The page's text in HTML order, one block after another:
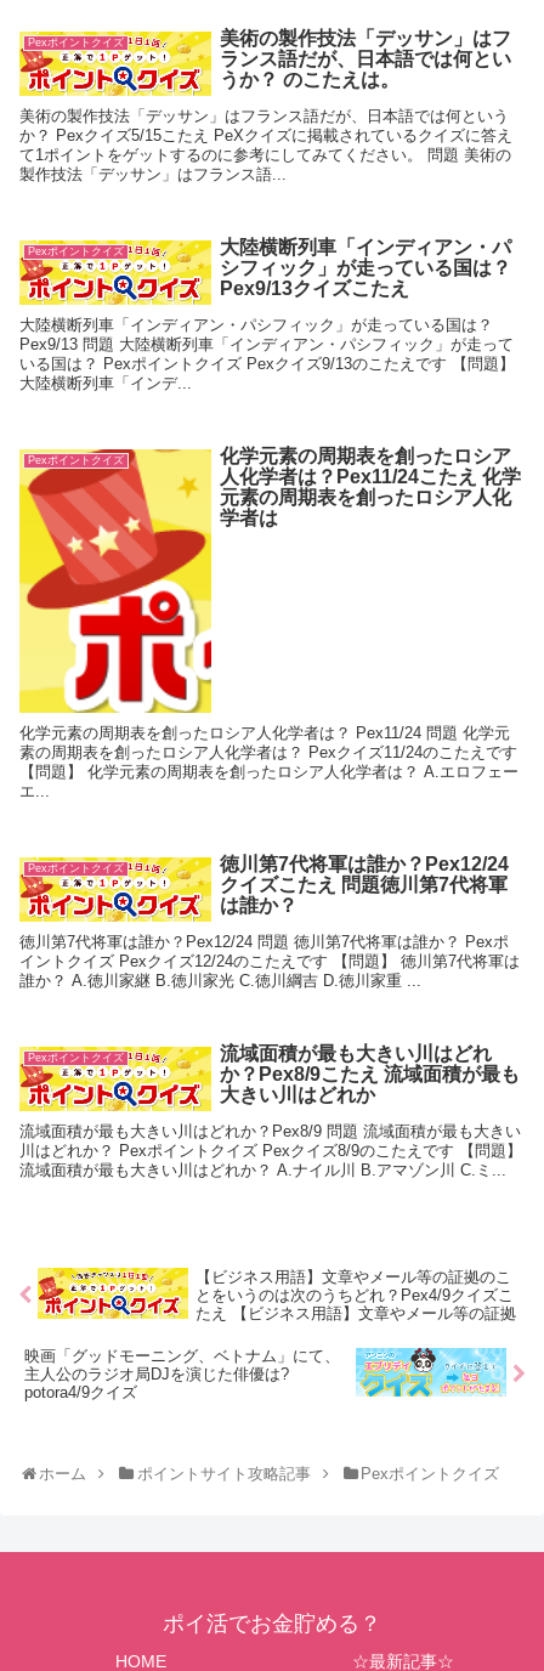
Pexポイントクイズ
美術の製作技法「デッサン」はフ
ランス語だが、日本語では何とい
うか？ のこたえは。
美術の製作技法「デッサン」はフランス語だが、日本語では何という
か？ Pexクイズ5/15こたえ PeXクイズに掲載されているクイズに答え
て1ポイントをゲットするのに参考にしてみてください。 問題 美術の
製作技法「デッサン」はフランス語...
Pexポイントクイズ
大陸横断列車「インディアン・パ
シフィック」が走っている国は？
Pex9/13クイズこたえ
大陸横断列車「インディアン・パシフィック」が走っている国は？
Pex9/13 問題 大陸横断列車「インディアン・パシフィック」が走って
いる国は？ Pexポイントクイズ Pexクイズ9/13のこたえです 【問題】
大陸横断列車「インデ...
Pexポイントクイズ
化学元素の周期表を創ったロシア
人化学者は？Pex11/24こたえ 化学
元素の周期表を創ったロシア人化
学者は
化学元素の周期表を創ったロシア人化学者は？ Pex11/24 問題 化学元
素の周期表を創ったロシア人化学者は？ Pexクイズ11/24のこたえです
【問題】 化学元素の周期表を創ったロシア人化学者は？ A.エロフェー
エ...
Pexポイントクイズ
徳川第7代将軍は誰か？Pex12/24
クイズこたえ 問題徳川第7代将軍
は誰か？
徳川第7代将軍は誰か？Pex12/24 問題 徳川第7代将軍は誰か？ Pexポ
イントクイズ Pexクイズ12/24のこたえです 【問題】 徳川第7代将軍は
誰か？ A.徳川家継 B.徳川家光 C.徳川綱吉 D.徳川家重 ...
Pexポイントクイズ
流域面積が最も大きい川はどれ
か？Pex8/9こたえ 流域面積が最も
大きい川はどれか
流域面積が最も大きい川はどれか？Pex8/9 問題 流域面積が最も大きい
川はどれか？ Pexポイントクイズ Pexクイズ8/9のこたえです 【問題】
流域面積が最も大きい川はどれか？ A.ナイル川 B.アマゾン川 C.ミ...
【ビジネス用語】文章やメール等の証拠のこ
とをいうのは次のうちどれ？Pex4/9クイズこ
たえ 【ビジネス用語】文章やメール等の証拠
映画「グッドモーニング、ベトナム」にて、
主人公のラジオ局DJを演じた俳優は?
potora4/9クイズ
ホーム ポイントサイト攻略記事 Pexポイントクイズ
ポイ活でお金貯める？
HOME ☆最新記事☆